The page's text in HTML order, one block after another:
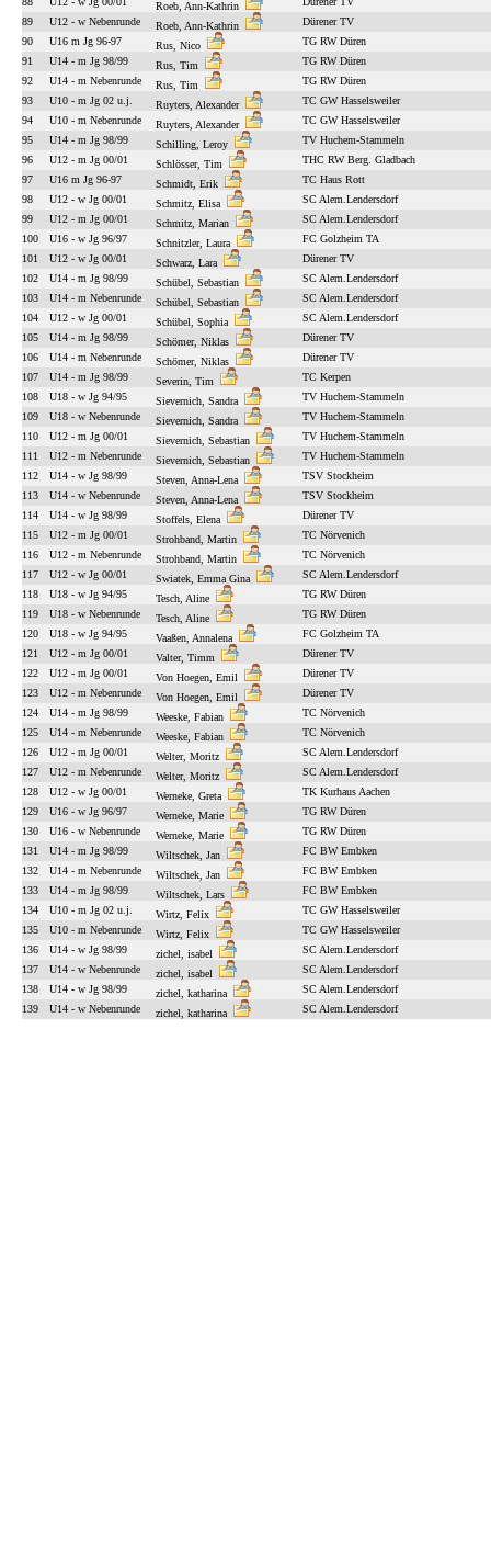
Roeb, Ann-Kathrin
89
U12 - w Nebenrunde Roeb, Ann-Kathrin
Dürener TV
90
U16 m Jg 96-97 Rus, Nico
TG RW Düren
91
U14 - m Jg 98/99 Rus, Tim
TG RW Düren
92
U14 - m Nebenrunde Rus, Tim
TG RW Düren
93
U10 - m Jg 02 u.j. Ruyters, Alexander
TC GW Hasselsweiler
94
U10 - m Nebenrunde Ruyters, Alexander
TC GW Hasselsweiler
95
U14 - m Jg 98/99 Schilling, Leroy
TV Huchem-Stammeln
96
U12 - m Jg 00/01 Schlösser, Tim
THC RW Berg. Gladbach
97
U16 m Jg 96-97 Schmidt, Erik
TC Haus Rott
98
U12 - w Jg 00/01 Schmitz, Elisa
SC Alem.Lendersdorf
99
U12 - m Jg 00/01 Schmitz, Marian
SC Alem.Lendersdorf
100
U16 - w Jg 96/97 Schnitzler, Laura
FC Golzheim TA
101
U12 - w Jg 00/01 Schwarz, Lara
Dürener TV
102
U14 - m Jg 98/99 Schübel, Sebastian
SC Alem.Lendersdorf
103
U14 - m Nebenrunde Schübel, Sebastian
SC Alem.Lendersdorf
104
U12 - w Jg 00/01 Schübel, Sophia
SC Alem.Lendersdorf
105
U14 - m Jg 98/99 Schömer, Niklas
Dürener TV
106
U14 - m Nebenrunde Schömer, Niklas
Dürener TV
107
U14 - m Jg 98/99 Severin, Tim
TC Kerpen
108
U18 - w Jg 94/95 Sievernich, Sandra
TV Huchem-Stammeln
109
U18 - w Nebenrunde Sievernich, Sandra
TV Huchem-Stammeln
110
U12 - m Jg 00/01 Sievernich, Sebastian
TV Huchem-Stammeln
111
U12 - m Nebenrunde Sievernich, Sebastian
TV Huchem-Stammeln
112
U14 - w Jg 98/99 Steven, Anna-Lena
TSV Stockheim
113
U14 - w Nebenrunde Steven, Anna-Lena
TSV Stockheim
114
U14 - w Jg 98/99 Stoffels, Elena
Dürener TV
115
U12 - m Jg 00/01 Strohband, Martin
TC Nörvenich
116
U12 - m Nebenrunde Strohband, Martin
TC Nörvenich
117
U12 - w Jg 00/01 Swiatek, Emma Gina
SC Alem.Lendersdorf
118
U18 - w Jg 94/95 Tesch, Aline
TG RW Düren
119
U18 - w Nebenrunde Tesch, Aline
TG RW Düren
120
U18 - w Jg 94/95 Vaaßen, Annalena
FC Golzheim TA
121
U12 - m Jg 00/01 Valter, Timm
Dürener TV
122
U12 - m Jg 00/01 Von Hoegen, Emil
Dürener TV
123
U12 - m Nebenrunde Von Hoegen, Emil
Dürener TV
124
U14 - m Jg 98/99 Weeske, Fabian
TC Nörvenich
125
U14 - m Nebenrunde Weeske, Fabian
TC Nörvenich
126
U12 - m Jg 00/01 Welter, Moritz
SC Alem.Lendersdorf
127
U12 - m Nebenrunde Welter, Moritz
SC Alem.Lendersdorf
128
U12 - w Jg 00/01 Werneke, Greta
TK Kurhaus Aachen
129
U16 - w Jg 96/97 Werneke, Marie
TG RW Düren
130
U16 - w Nebenrunde Werneke, Marie
TG RW Düren
131
U14 - m Jg 98/99 Wiltschek, Jan
FC BW Embken
132
U14 - m Nebenrunde Wiltschek, Jan
FC BW Embken
133
U14 - m Jg 98/99 Wiltschek, Lars
FC BW Embken
134
U10 - m Jg 02 u.j. Wirtz, Felix
TC GW Hasselsweiler
135
U10 - m Nebenrunde Wirtz, Felix
TC GW Hasselsweiler
136
U14 - w Jg 98/99 zichel, isabel
SC Alem.Lendersdorf
137
U14 - w Nebenrunde zichel, isabel
SC Alem.Lendersdorf
138
U14 - w Jg 98/99 zichel, katharina
SC Alem.Lendersdorf
139
U14 - w Nebenrunde zichel, katharina SC Alem.Lendersdorf